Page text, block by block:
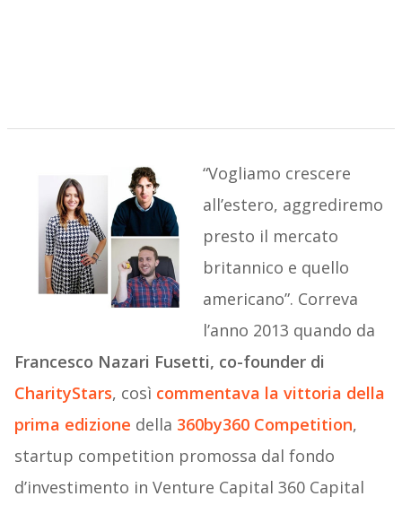
“Vogliamo crescere
all’estero, aggrediremo
presto il mercato
britannico e quello
americano”. Correva
l’anno 2013 quando da
Francesco Nazari Fusetti, co-founder di
CharityStars, così commentava la vittoria della
prima edizione della 360by360 Competition,
startup competition promossa dal fondo
d’investimento in Venture Capital 360 Capital